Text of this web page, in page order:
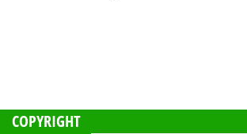
COPYRIGHT